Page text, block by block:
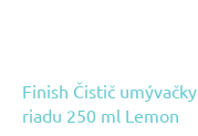
Finish Čistič umývačky
riadu 250 ml Lemon